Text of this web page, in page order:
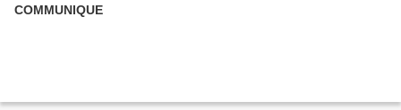
COMMUNIQUE